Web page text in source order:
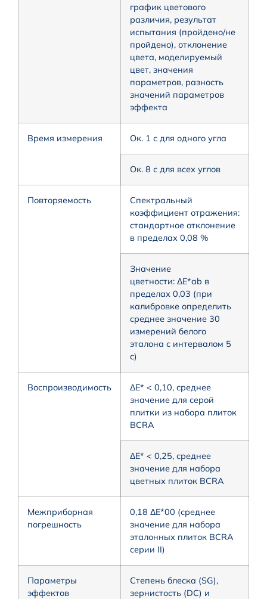
график цветового
различия, результат
испытания (пройдено/не
пройдено), отклонение
цвета, моделируемый
цвет, значения
параметров, разность
значений параметров
эффекта
Время измерения Ок. 1 с для одного угла
Ок. 8 с для всех углов
Повторяемость
Спектральный
коэффициент отражения:
стандартное отклонение
в пределах 0,08 %
Значение
цветности: ΔE*ab в
пределах 0,03 (при
калибровке определить
среднее значение 30
измерений белого
эталона с интервалом 5
с)
Воспроизводимость
ΔE* < 0,10, среднее
значение для серой
плитки из набора плиток
BCRA
ΔE* < 0,25, среднее
значение для набора
цветных плиток BCRA
Межприборная
погрешность
0,18 ΔE*00 (среднее
значение для набора
эталонных плиток BCRA
серии II)
Параметры
эффектов
Степень блеска (SG),
зернистость (DC) и